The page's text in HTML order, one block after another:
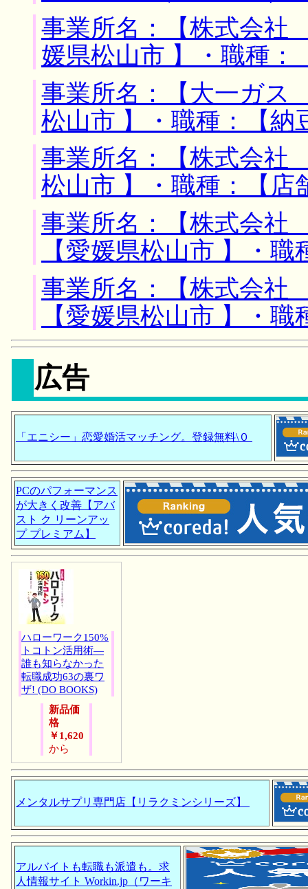
事業所名：【株式会
媛県松山市 】・職種：
事業所名：【大一ガ
松山市 】・職種：【納
事業所名：【株式会
松山市 】・職種：【店
事業所名：【株式会
【愛媛県松山市 】・
事業所名：【株式会
【愛媛県松山市 】・
広告
「エニシー」恋愛婚活マッチング。登録無料\０
PCのパフォーマンス
が大きく改善【アバ
スト ク リーンアッ
プ プレミアム】
ハローワーク150%
トコトン活用術―
誰も知らなかった
転職成功63の裏ワ
ザ! (DO BOOKS)
新品価
格
￥1,620
から
メンタルサプリ専門店【リラクミンシリーズ】
アルバイトも転職も派遣も。求
人情報サイト Workin.jp（ワーキ